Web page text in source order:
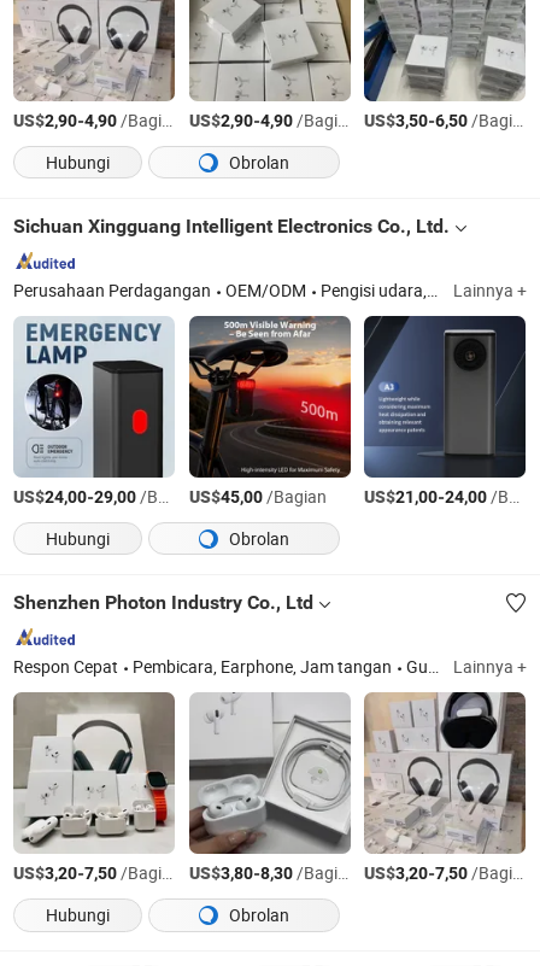
US$2,90-4,90/Bagian US$2,90-4,90/Bagian US$3,50-6,50/Bagian
Hubungi
Obrolan
Sichuan Xingguang Intelligent Electronics Co., Ltd.
Perusahaan Perdagangan OEM/ODM Pengisi udara, Pompa udara Lainnya +
US$24,00-29,00/Bagian US$45,00/Bagian US$21,00-24,00/Bagian
Hubungi
Obrolan
Shenzhen Photon Industry Co., Ltd
Respon Cepat Pembicara, Earphone, Jam tangan Guangdong Lainnya +
US$3,20-7,50/Bagian US$3,80-8,30/Bagian US$3,20-7,50/Bagian
Hubungi
Obrolan